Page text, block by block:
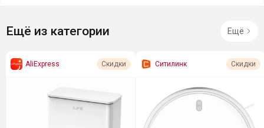
Ещё из категории Ещё
AliExpress Скидки Ситилинк Скидки